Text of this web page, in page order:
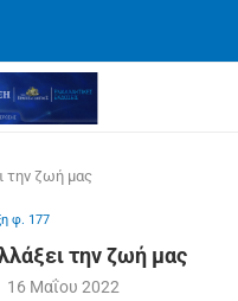
την ζωή μας
φ. 177
την ζωή μας
16 Μαΐου 2022